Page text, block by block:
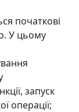
початкові
У цьому
запуск
операції;